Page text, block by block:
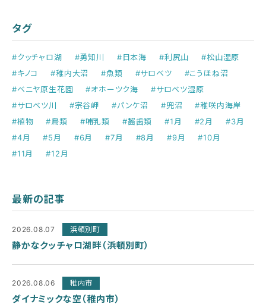
タグ
#クッチャロ湖 #勇知川 #日本海 #利尻山
#松山湿原
#キノコ
#稚内大沼 #魚類 #サロベツ
#こうほね沼
#ベニヤ原生花園
#オホーツク海
#サロベツ湿原
#サロベツ川
#宗谷岬 #パンケ沼 #兜沼
#稚咲内海岸
#植物
#鳥類 #哺乳類 #齧歯類 #1月 #2月
#3月
#4月
#5月 #6月 #7月 #8月 #9月
#10月
#11月
#12月
最新の記事
2026.08.07 浜頓別町
静かなクッチャロ湖畔（浜頓別町）
2026.08.06 稚内市
ダイナミックな空（稚内市）